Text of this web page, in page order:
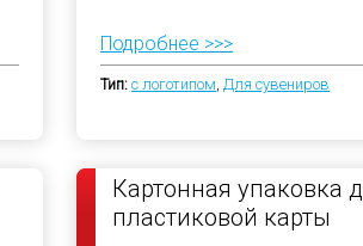
Подробнее >>>
Тип: с логотипом, Для сувениров
Картонная упаковка
пластиковой карты